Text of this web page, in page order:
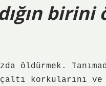
öldürmek.
korkularını ve